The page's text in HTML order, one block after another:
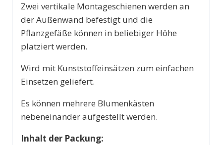
Zwei vertikale Montageschienen werden an
der Außenwand befestigt und die
Pflanzgefäße können in beliebiger Höhe
platziert werden.
Wird mit Kunststoffeinsätzen zum einfachen
Einsetzen geliefert.
Es können mehrere Blumenkästen
nebeneinander aufgestellt werden.
Inhalt der Packung: